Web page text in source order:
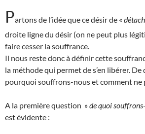
Partons de l’idée que ce désir de «
droite ligne du désir (on ne peut plus
faire cesser la souffrance.
Il nous reste donc à définir cette
la méthode qui permet de s’en libérer.
pourquoi souffrons-nous et comment ne
A la première question »de quoi
est évidente :